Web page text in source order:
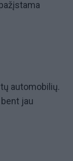
automobilių.
jau